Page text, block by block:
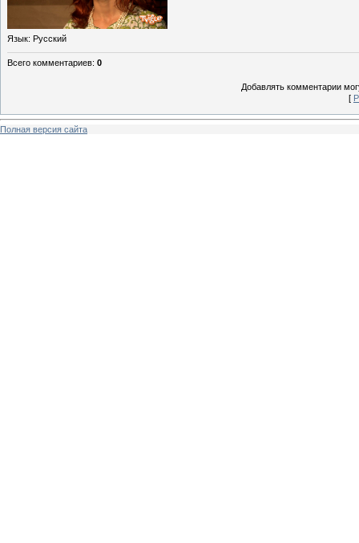
Язык: Русский
Всего комментариев: 0
Добавлять комментарии
[
Полная версия сайта